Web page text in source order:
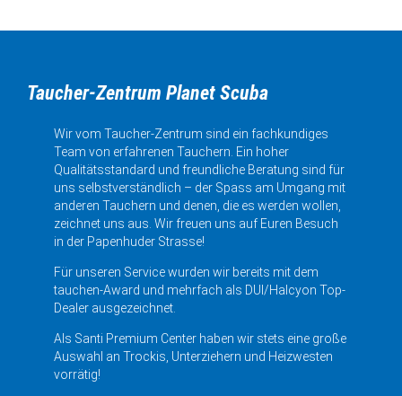
Taucher-Zentrum Planet Scuba
Wir vom Taucher-Zentrum sind ein fachkundiges
Team von erfahrenen Tauchern. Ein hoher
Qualitätsstandard und freundliche Beratung sind für
uns selbstverständlich – der Spass am Umgang mit
anderen Tauchern und denen, die es werden wollen,
zeichnet uns aus. Wir freuen uns auf Euren Besuch
in der Papenhuder Strasse!
Für unseren Service wurden wir bereits mit dem
tauchen-Award und mehrfach als DUI/Halcyon Top-
Dealer ausgezeichnet.
Als Santi Premium Center haben wir stets eine große
Auswahl an Trockis, Unterziehern und Heizwesten
vorrätig!